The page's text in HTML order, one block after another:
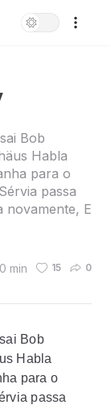
Bob
Habla
para o
passa
novamente, E
min 15 0
Bob
Habla
para o
passa